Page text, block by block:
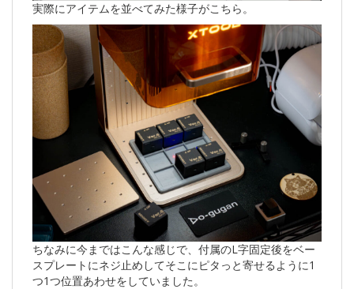
実際にアイテムを並べてみた様子がこちら。
ちなみに今まではこんな感じで、付属のL字固定後をベー
スプレートにネジ止めしてそこにピタっと寄せるように1
つ1つ位置あわせをしていました。